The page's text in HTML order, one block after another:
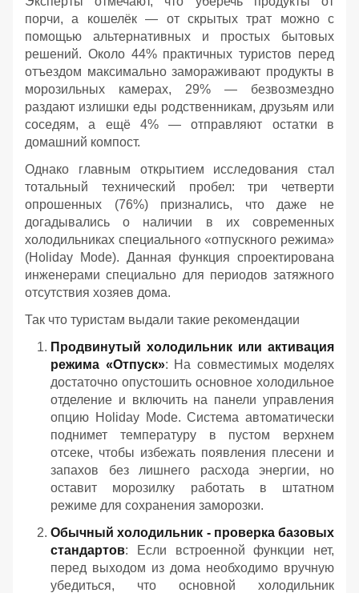
порчи, а кошелёк — от скрытых трат можно с
помощью альтернативных и простых бытовых
решений. Около 44% практичных туристов перед
отъездом максимально замораживают продукты в
морозильных камерах, 29% — безвозмездно
раздают излишки еды родственникам, друзьям или
соседям, а ещё 4% — отправляют остатки в
домашний компост.
Однако главным открытием исследования стал
тотальный технический пробел: три четверти
опрошенных (76%) признались, что даже не
догадывались о наличии в их современных
холодильниках специального «отпускного режима»
(Holiday Mode). Данная функция спроектирована
инженерами специально для периодов затяжного
отсутствия хозяев дома.
Так что туристам выдали такие рекомендации
Продвинутый холодильник или активация
режима «Отпуск»: На совместимых моделях
достаточно опустошить основное холодильное
отделение и включить на панели управления
опцию Holiday Mode. Система автоматически
поднимет температуру в пустом верхнем
отсеке, чтобы избежать появления плесени и
запахов без лишнего расхода энергии, но
оставит морозилку работать в штатном
режиме для сохранения заморозки.
Обычный холодильник - проверка базовых
стандартов: Если встроенной функции нет,
перед выходом из дома необходимо вручную
убедиться, что основной холодильник